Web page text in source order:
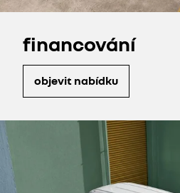
financování
objevit nabídku